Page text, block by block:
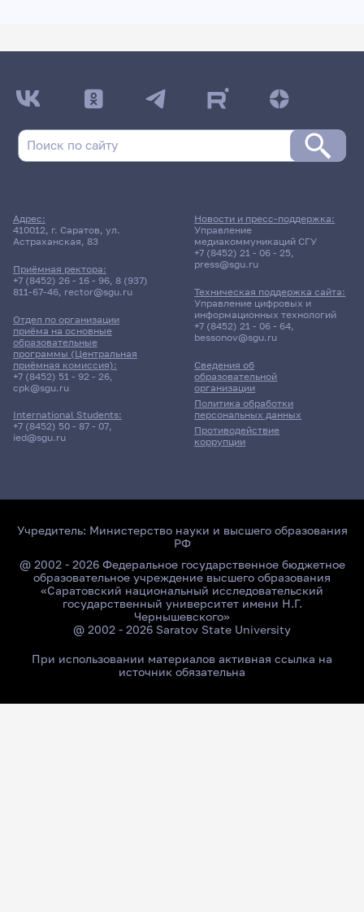
Адрес:
410012, г. Саратов, ул.
Астраханская, 83
Приёмная ректора:
+7 (8452) 26 - 16 - 96, 8 (937)
811-67-46, rector@sgu.ru
Отдел по организации
приёма на основные
образовательные
программы (Центральная
приёмная комиссия):
+7 (8452) 51 - 92 - 26,
cpk@sgu.ru
International Students:
+7 (8452) 50 - 87 - 07,
ied@sgu.ru
Сведения об
образовательной
организации
Политика обработки
персональных данных
Противодействие
коррупции
Новости и пресс-поддержка:
Управление
медиакоммуникаций СГУ
+7 (8452) 21 - 06 - 25,
press@sgu.ru
Техническая поддержка сайта:
Управление цифровых и
информационных технологий
+7 (8452) 21 - 06 - 64,
bessonov@sgu.ru
Учредитель: Министерство науки и высшего образования
РФ
@ 2002 - 2026 Федеральное государственное бюджетное
образовательное учреждение высшего образования
«Саратовский национальный исследовательский
государственный университет имени Н.Г.
Чернышевского»
@ 2002 - 2026 Saratov State University
При использовании материалов активная ссылка на
источник обязательна